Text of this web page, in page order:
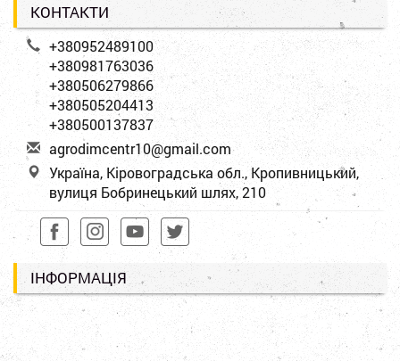
КОНТАКТИ
+380952489100
+380981763036
+380506279866
+380505204413
+380500137837
agrodimcentr10@gmail.com
Україна, Кіровоградська обл., Кропивницький,
вулиця Бобринецький шлях, 210
ІНФОРМАЦІЯ